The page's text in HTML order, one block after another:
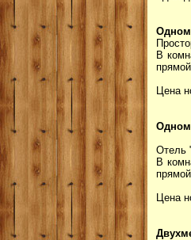
В
Цена
Отель
В
Цена